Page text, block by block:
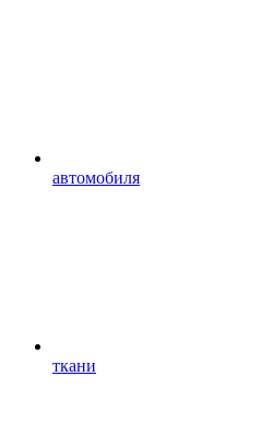
автомобиля
ткани